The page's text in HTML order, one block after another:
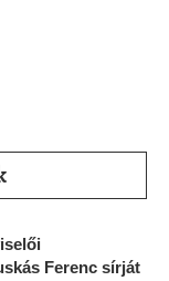
Ferenc sírját